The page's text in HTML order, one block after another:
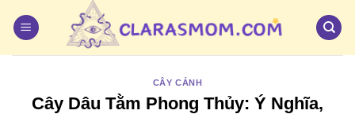
qua
CÂY CẢNH
Cây Dâu Tằm Phong Thủy: Ý Nghĩa,